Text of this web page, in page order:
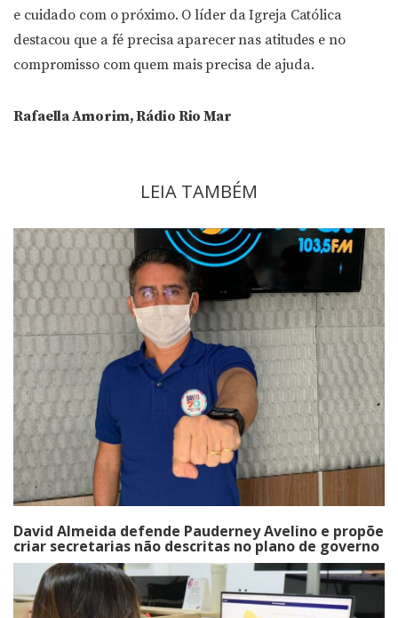
e cuidado com o próximo. O líder da Igreja Católica
destacou que a fé precisa aparecer nas atitudes e no
compromisso com quem mais precisa de ajuda.
Rafaella Amorim, Rádio Rio Mar
LEIA TAMBÉM
David Almeida defende Pauderney Avelino e propõe
criar secretarias não descritas no plano de governo